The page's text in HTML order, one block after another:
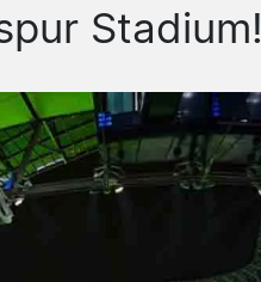
Stadium!